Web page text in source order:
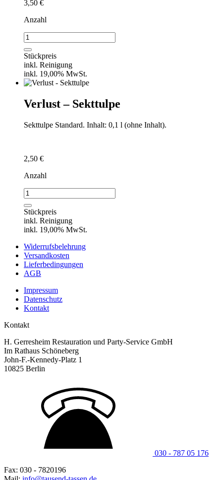
3,50 €
Anzahl
Verlust
-
Weinglas
Weißwein
Menge
Stückpreis
inkl. Reinigung
inkl. 19,00% MwSt.
Verlust – Sekttulpe
Sekttulpe Standard. Inhalt: 0,1 l (ohne Inhalt).
2,50 €
Anzahl
Verlust
-
Sekttulpe
Menge
Stückpreis
inkl. Reinigung
inkl. 19,00% MwSt.
Widerrufsbelehrung
Versandkosten
Lieferbedingungen
AGB
Impressum
Datenschutz
Kontakt
Kontakt
H. Gerresheim Restauration und Party-Service GmbH
Im Rathaus Schöneberg
John-F.-Kennedy-Platz 1
10825 Berlin
030 - 787 05 176
Fax: 030 - 7820196